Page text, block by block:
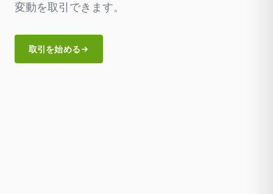
変動を取引できます。
取引を始める